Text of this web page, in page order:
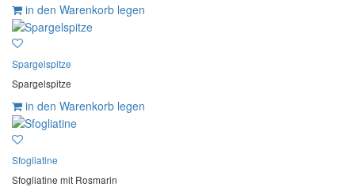
in den Warenkorb legen
Spargelspitze
Spargelspitze
in den Warenkorb legen
Sfogliatine
Sfogliatine mit Rosmarin